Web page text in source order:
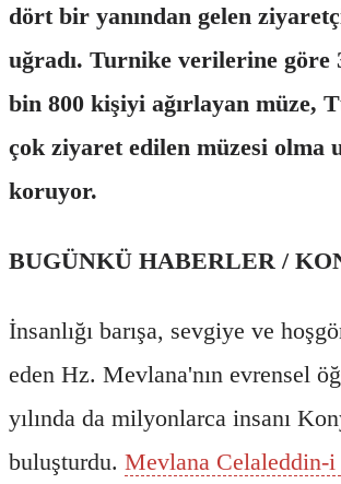
dört bir yanından gelen
uğradı. Turnike verilerine göre
bin 800 kişiyi ağırlayan müze,
çok ziyaret edilen müzesi olma
koruyor.
BUGÜNKÜ HABERLER /
İnsanlığı barışa, sevgiye ve
eden Hz. Mevlana'nın evrensel
yılında da milyonlarca insanı
buluşturdu. Mevlana Celaleddin-i